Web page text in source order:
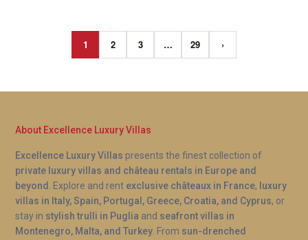
1 2 3 … 29 ›
About Excellence Luxury Villas
Excellence Luxury Villas presents the finest collection of
private luxury villas and château rentals in Europe and
beyond
. Explore and rent exclusive châteaux in France, luxury
villas in Italy, Spain, Portugal, Greece, Croatia, and Cyprus, or
stay in stylish trulli in Puglia and seafront villas in
Montenegro, Malta, and Turkey . From sun-drenched